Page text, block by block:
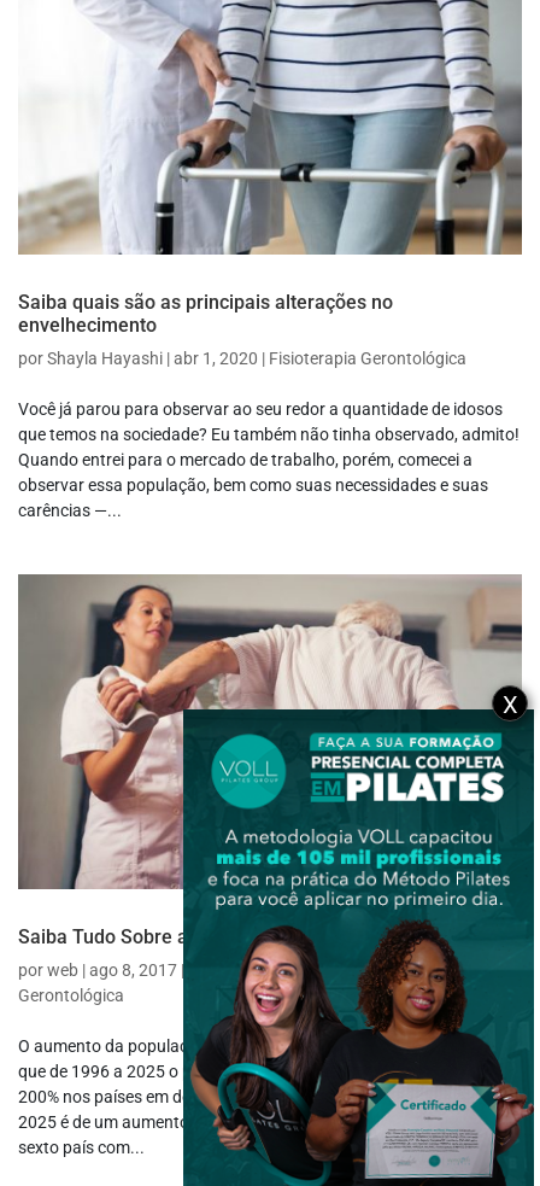
Saiba quais são as principais alterações no
envelhecimento
porShayla Hayashi |abr 1, 2020 | Fisioterapia Gerontológica
Você já parou para observar ao seu redor a quantidade de idosos
que temos na sociedade? Eu também não tinha observado, admito!
Quando entrei para o mercado de trabalho, porém, comecei a
observar essa população, bem como suas necessidades e suas
carências —...
Saiba Tudo Sobre a Fisioterapia Gerontológica
porweb |ago 8, 2017 | Fisioterapia Específica ,Fisioterapia
Gerontológica
O aumento da população idosa é um fenômeno mundial. Estima-se
que de 1996 a 2025 o percentual de idosos aumentará cerca de
200% nos países em desenvolvimento. No Brasil, a estimativa para
2025 é de um aumento de mais de 33 milhões, tornando o Brasil o
sexto país com...
X